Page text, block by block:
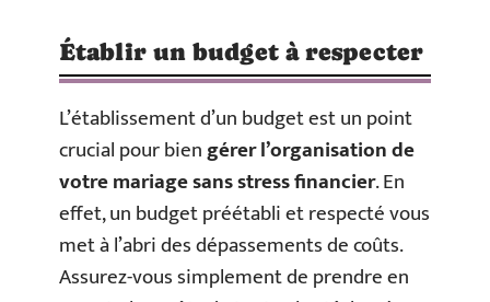
Établir un budget à respecter
L’établissement d’un budget est un point
crucial pour biengérer l’organisation de
votre mariage sans stress financier. En
effet, un budget préétabli et respecté vous
met à l’abri des dépassements de coûts.
Assurez-vous simplement de prendre en